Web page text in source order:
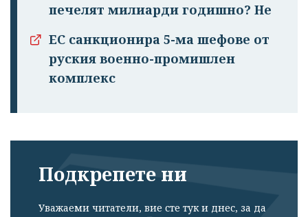
печелят милиарди годишно? Не
ЕС санкционира 5-ма шефове от
руския военно-промишлен
комплекс
Подкрепете ни
Уважаеми читатели, вие сте тук и днес, за да